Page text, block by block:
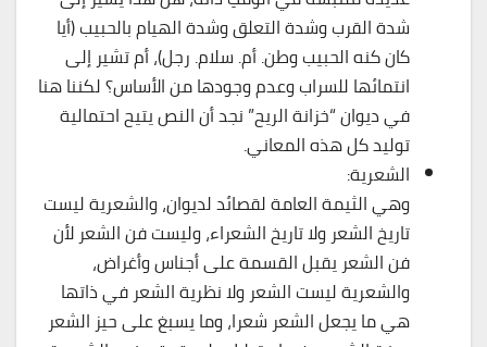
شدة القرب وشدة التعلق وشدة الهيام بالحبيب (أيا
كان كنه الحبيب وطن. أم. سلام. رجل)، أم تشير إلى
انتمائها للسراب وعدم وجودها من الأساس؟ لكننا هنا
في ديوان “خزانة الريح” نجد أن النص يتيح احتمالية
توليد كل هذه المعاني.
الشعرية:
وهي الثيمة العامة لقصائد لديوان، والشعرية ليست
تاريخ الشعر ولا تاريخ الشعراء، وليست فن الشعر لأن
فن الشعر يقبل القسمة على أجناس وأغراض،
والشعرية ليست الشعر ولا نظرية الشعر في ذاتها
هي ما يجعل الشعر شعرا، وما يسبغ على حيز الشعر